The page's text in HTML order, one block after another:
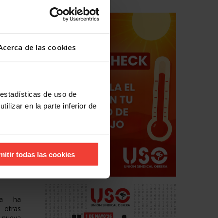
de las cookies
de uso de
en la parte inferior de
todas las cookies
el
de
ha